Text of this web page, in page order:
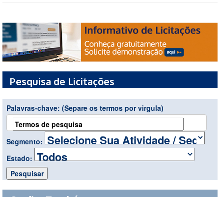
Pesquisa de Licitações
Palavras-chave: (Separe os termos por virgula)
Segmento:
Estado: